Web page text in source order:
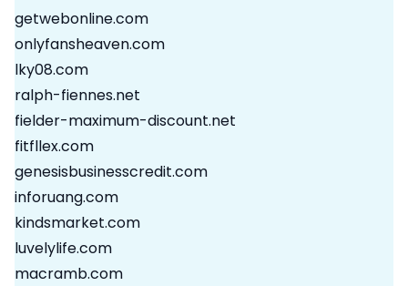
getwebonline.com
onlyfansheaven.com
lky08.com
ralph-fiennes.net
fielder-maximum-discount.net
fitfllex.com
genesisbusinesscredit.com
inforuang.com
kindsmarket.com
luvelylife.com
macramb.com